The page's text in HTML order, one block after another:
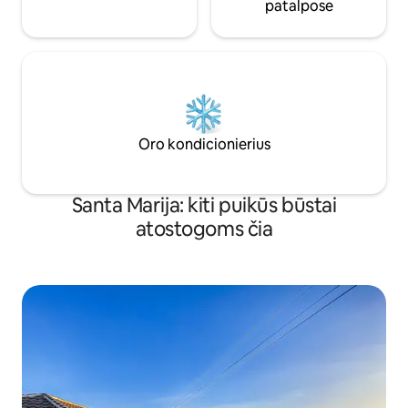
patalpose
Oro kondicionierius
Santa Marija: kiti puikūs būstai
atostogoms čia